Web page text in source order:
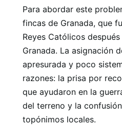
Para abordar este
fincas de Granada, que
Reyes Católicos
Granada. La asignación
apresurada y poco
razones: la prisa por
que ayudaron en la
del terreno y la
topónimos locales.